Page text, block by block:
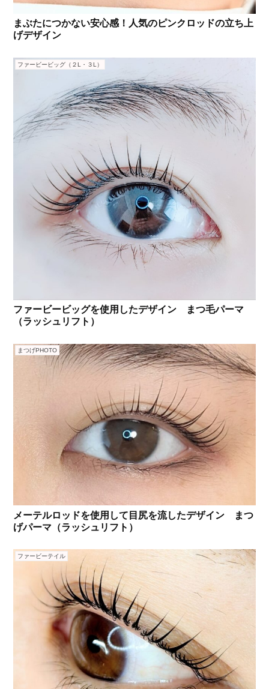
まぶたにつかない安心感！人気のピンクロッドの立ち上
げデザイン
ファービービッグ（２L・３L）
ファービービッグを使用したデザイン まつ毛パーマ
（ラッシュリフト）
まつげPHOTO
メーテルロッドを使用して目尻を流したデザイン まつ
げパーマ（ラッシュリフト）
ファービーテイル